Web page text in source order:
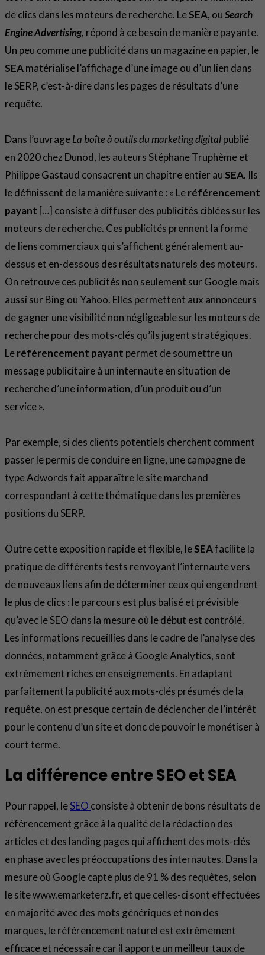
de clics dans les moteurs de recherche. LeSEA, ouSearch
Engine Advertising, répond à ce besoin de manière payante.
Un peu comme une publicité dans un magazine en papier, le
SEAmatérialise l’affichage d’une image ou d’un lien dans
le SERP, c’est-à-dire dans les pages de résultats d’une
requête.
Dans l’ouvrageLa boîte à outils du marketing digitalpublié
en 2020 chez Dunod, les auteurs Stéphane Truphème et
Philippe Gastaud consacrent un chapitre entier auSEA. Ils
le définissent de la manière suivante : « Leréférencement
payant […] consiste à diffuser des publicités ciblées sur les
moteurs de recherche. Ces publicités prennent la forme
de liens commerciaux qui s’affichent généralement au-
dessus et en-dessous des résultats naturels des moteurs.
On retrouve ces publicités non seulement sur Google mais
aussi sur Bing ou Yahoo. Elles permettent aux annonceurs
de gagner une visibilité non négligeable sur les moteurs de
recherche pour des mots-clés qu’ils jugent stratégiques.
Leréférencement payant permet de soumettre un
message publicitaire à un internaute en situation de
recherche d’une information, d’un produit ou d’un
service ».
Par exemple, si des clients potentiels cherchent comment
passer le permis de conduire en ligne, une campagne de
type Adwords fait apparaître le site marchand
correspondant à cette thématique dans les premières
positions du SERP.
Outre cette exposition rapide et flexible, leSEAfacilite la
pratique de différents tests renvoyant l’internaute vers
de nouveaux liens afin de déterminer ceux qui engendrent
le plus de clics : le parcours est plus balisé et prévisible
qu’avec le SEO dans la mesure où le début est contrôlé.
Les informations recueillies dans le cadre de l’analyse des
données, notamment grâce à Google Analytics, sont
extrêmement riches en enseignements. En adaptant
parfaitement la publicité aux mots-clés présumés de la
requête, on est presque certain de déclencher de l’intérêt
pour le contenu d’un site et donc de pouvoir le monétiser à
court terme.
La différence entre SEO et SEA
Pour rappel, leSEO consiste à obtenir de bons résultats de
référencement grâce à la qualité de la rédaction des
articles et des landing pages qui affichent des mots-clés
en phase avec les préoccupations des internautes. Dans la
mesure où Google capte plus de 91 % des requêtes, selon
le site www.emarketerz.fr, et que celles-ci sont effectuées
en majorité avec des mots génériques et non des
marques, le référencement naturel est extrêmement
efficace et nécessaire car il apporte un meilleur taux de